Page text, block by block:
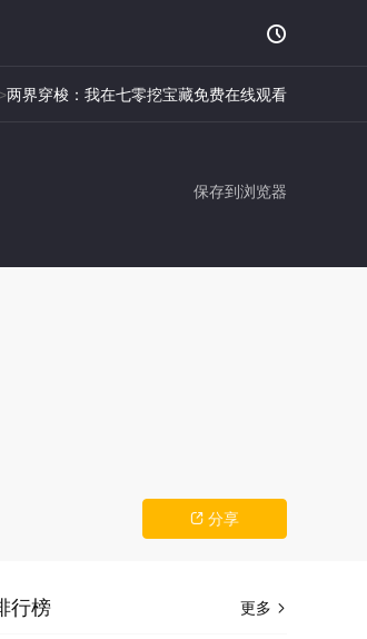

>两界穿梭：我在七零挖宝藏免费在线观看
保存到浏览器
 分享
更多 
行榜